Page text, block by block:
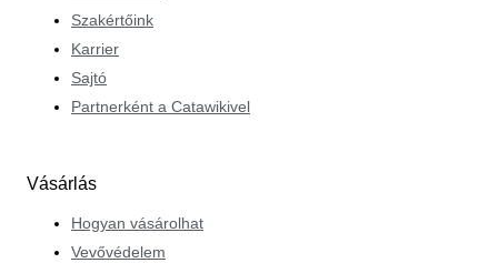
Szakértőink
Karrier
Sajtó
Partnerként a Catawikivel
Vásárlás
Hogyan vásárolhat
Vevővédelem